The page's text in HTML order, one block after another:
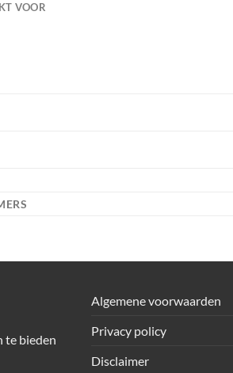
VOOR
te bieden
Algemene voorwaarden
Privacy policy
Disclaimer